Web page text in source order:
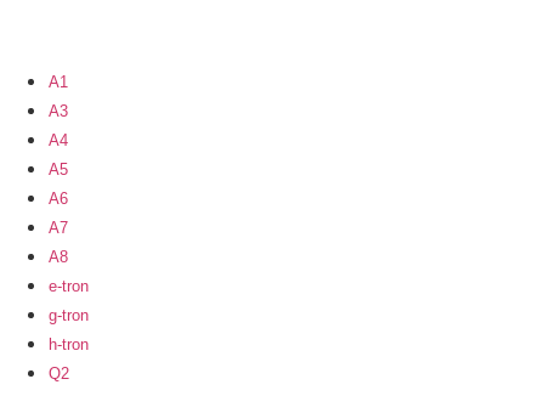
A1
A3
A4
A5
A6
A7
A8
e-tron
g-tron
h-tron
Q2